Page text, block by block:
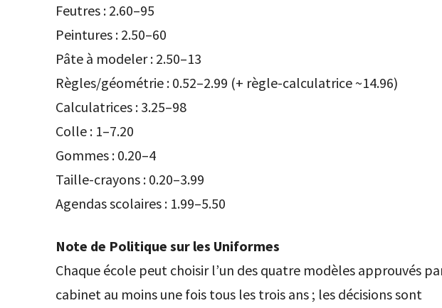
Feutres : 2.60–95
Peintures : 2.50–60
Pâte à modeler : 2.50–13
Règles/géométrie : 0.52–2.99 (+ règle-calculatrice ~14.96)
Calculatrices : 3.25–98
Colle : 1–7.20
Gommes : 0.20–4
Taille-crayons : 0.20–3.99
Agendas scolaires : 1.99–5.50
Note de Politique sur les Uniformes
Chaque école peut choisir l’un des quatre modèles approuvés
cabinet au moins une fois tous les trois ans ; les décisions sont